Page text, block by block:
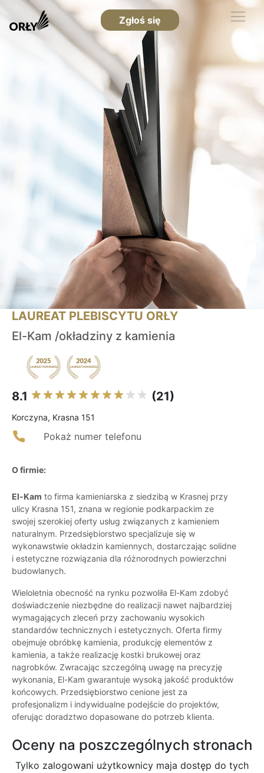
Zgłoś się
LAUREAT PLEBISCYTU ORŁY
El-Kam /okładziny z kamienia
8.1 (21)
Korczyna, Krasna 151
Pokaż numer telefonu
O firmie:
El-Kam to firma kamieniarska z siedzibą w Krasnej przy
ulicy Krasna 151, znana w regionie podkarpackim ze
swojej szerokiej oferty usług związanych z kamieniem
naturalnym. Przedsiębiorstwo specjalizuje się w
wykonawstwie okładzin kamiennych, dostarczając solidne
i estetyczne rozwiązania dla różnorodnych powierzchni
budowlanych.
Wieloletnia obecność na rynku pozwoliła El-Kam zdobyć
doświadczenie niezbędne do realizacji nawet najbardziej
wymagających zleceń przy zachowaniu wysokich
standardów technicznych i estetycznych. Oferta firmy
obejmuje obróbkę kamienia, produkcję elementów z
kamienia, a także realizację kostki brukowej oraz
nagrobków. Zwracając szczególną uwagę na precyzję
wykonania, El-Kam gwarantuje wysoką jakość produktów
końcowych. Przedsiębiorstwo cenione jest za
profesjonalizm i indywidualne podejście do projektów,
oferując doradztwo dopasowane do potrzeb klienta.
Oceny na poszczególnych stronach
Tylko zalogowani użytkownicy maja dostęp do tych